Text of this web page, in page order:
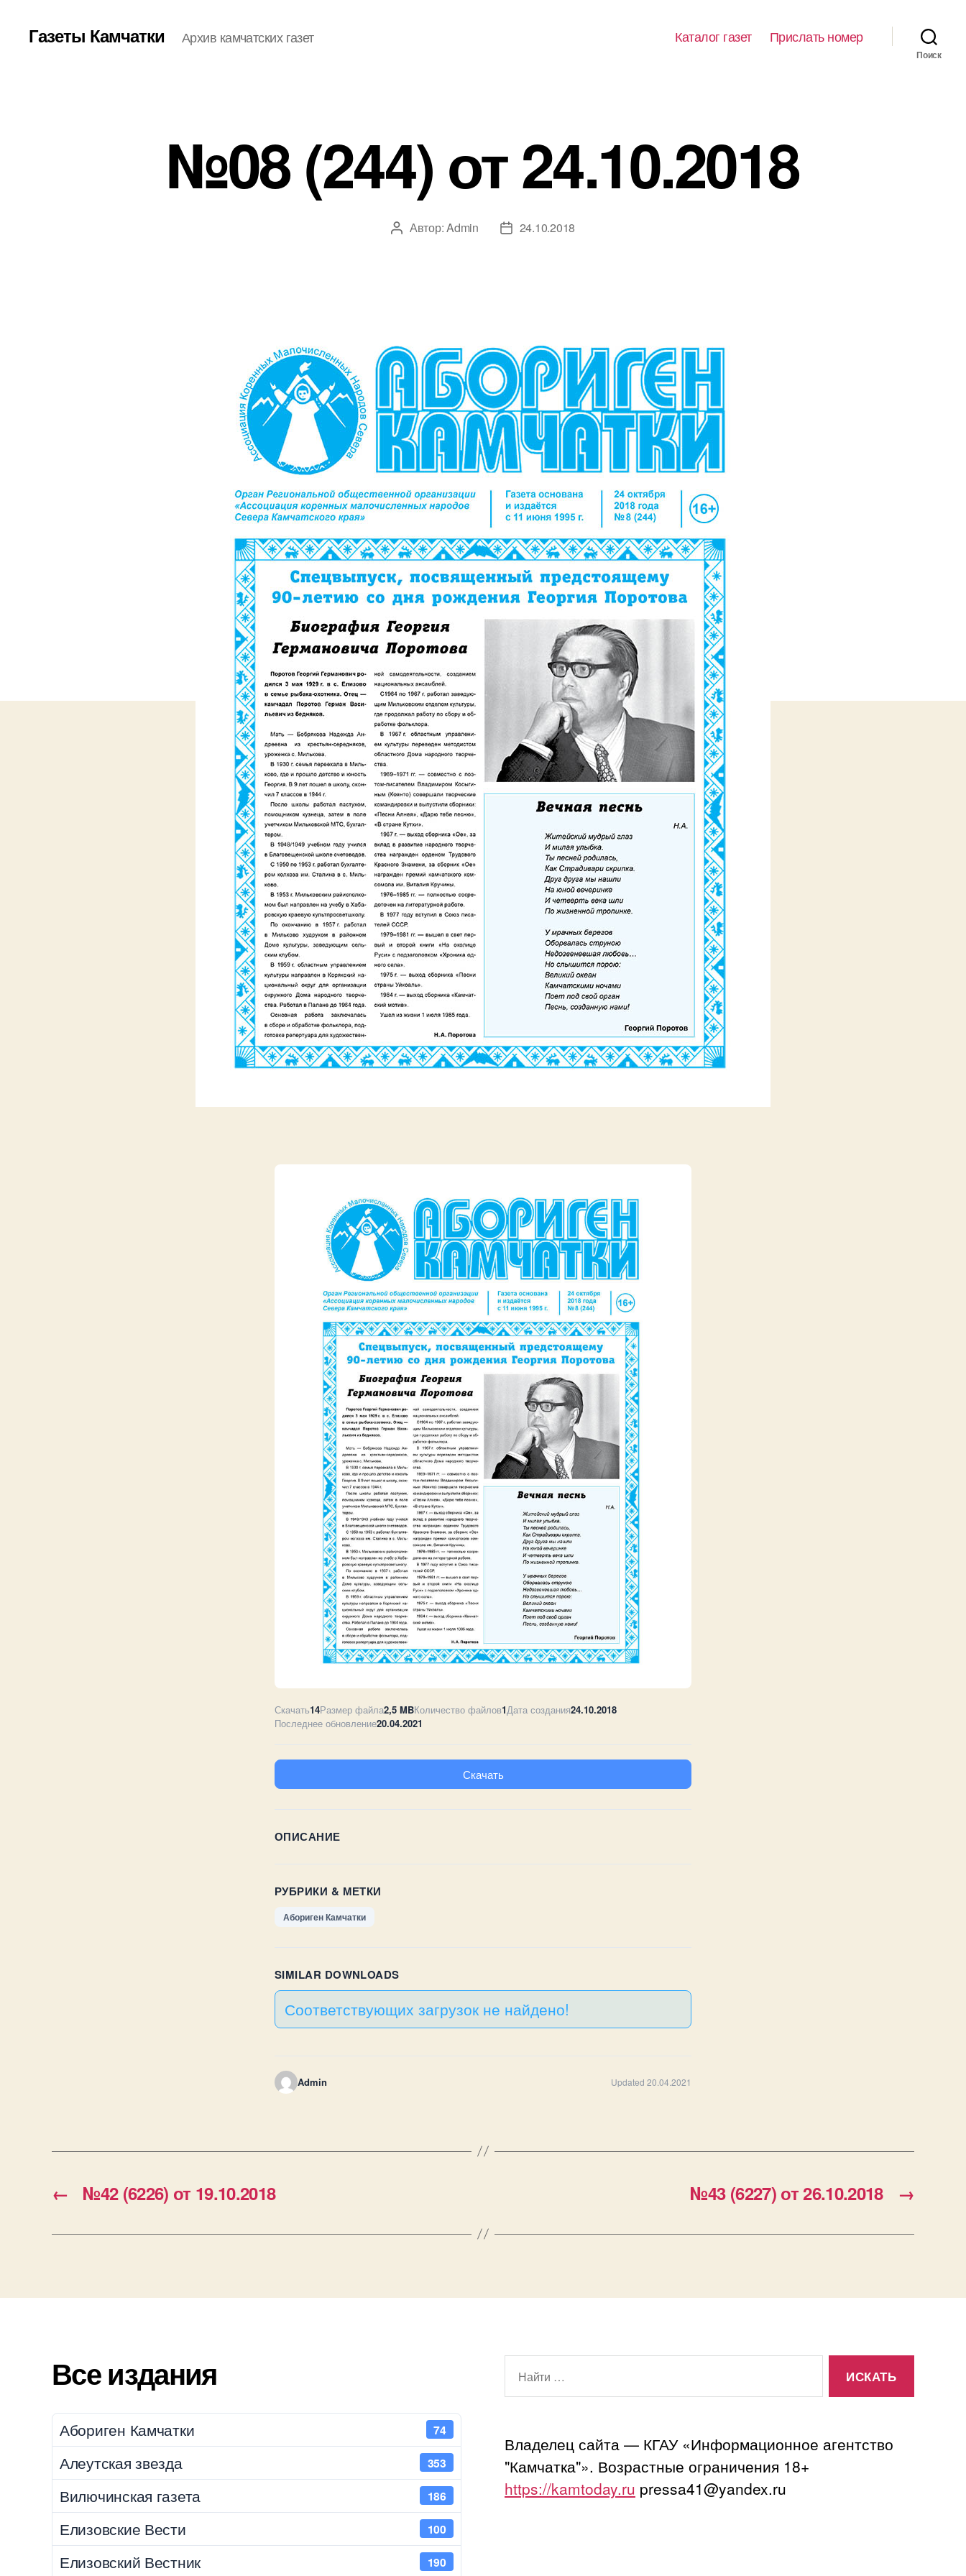
Газеты Камчатки Архив камчатских газет Каталог газет Прислать номер
Поиск
№08 (244) от 24.10.2018
Автор
Автор:Admin
Дата24.10.2018
Скачать14Размер файла2,5 MBКоличество файлов1Дата создания24.10.2018
Последнее обновление20.04.2021
Скачать
ОПИСАНИЕ
РУБРИКИ & МЕТКИ
Абориген Камчатки
SIMILAR DOWNLOADS
Соответствующих загрузок не найдено!
Admin Updated 20.04.2021
← №42 (6226) от 19.10.2018 →
№43 (6227) от 26.10.2018
Все издания
Абориген Камчатки 74
Алеутская звезда 353
Вилючинская газета 186
Елизовские Вести 100
Елизовский Вестник 190
Владелец сайта — КГАУ «Информационное агентство
"Камчатка"». Возрастные ограничения 18+
https://kamtoday.ru pressa41@yandex.ru